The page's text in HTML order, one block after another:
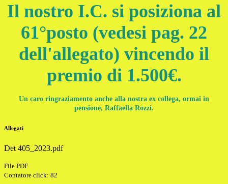
Il nostro I.C. si posiziona al
61°posto (vedesi pag. 22
dell'allegato) vincendo il
premio di 1.500€.
Un caro ringraziamento anche alla nostra ex collega, ormai in
pensione, Raffaella Rozzi.
Allegati
Det 405_2023.pdf
File PDF
Contatore click: 82